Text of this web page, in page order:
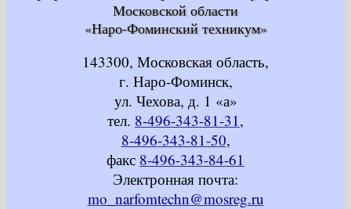
Московской области
«Наро-Фоминский техникум»
143300, Московская область,
г. Наро-Фоминск,
ул. Чехова, д. 1 «а»
тел. 8-496-343-81-31 ,
8-496-343-81-50,
факс 8-496-343-84-61
Электронная почта:
mo_narfomtechn@mosreg.ru